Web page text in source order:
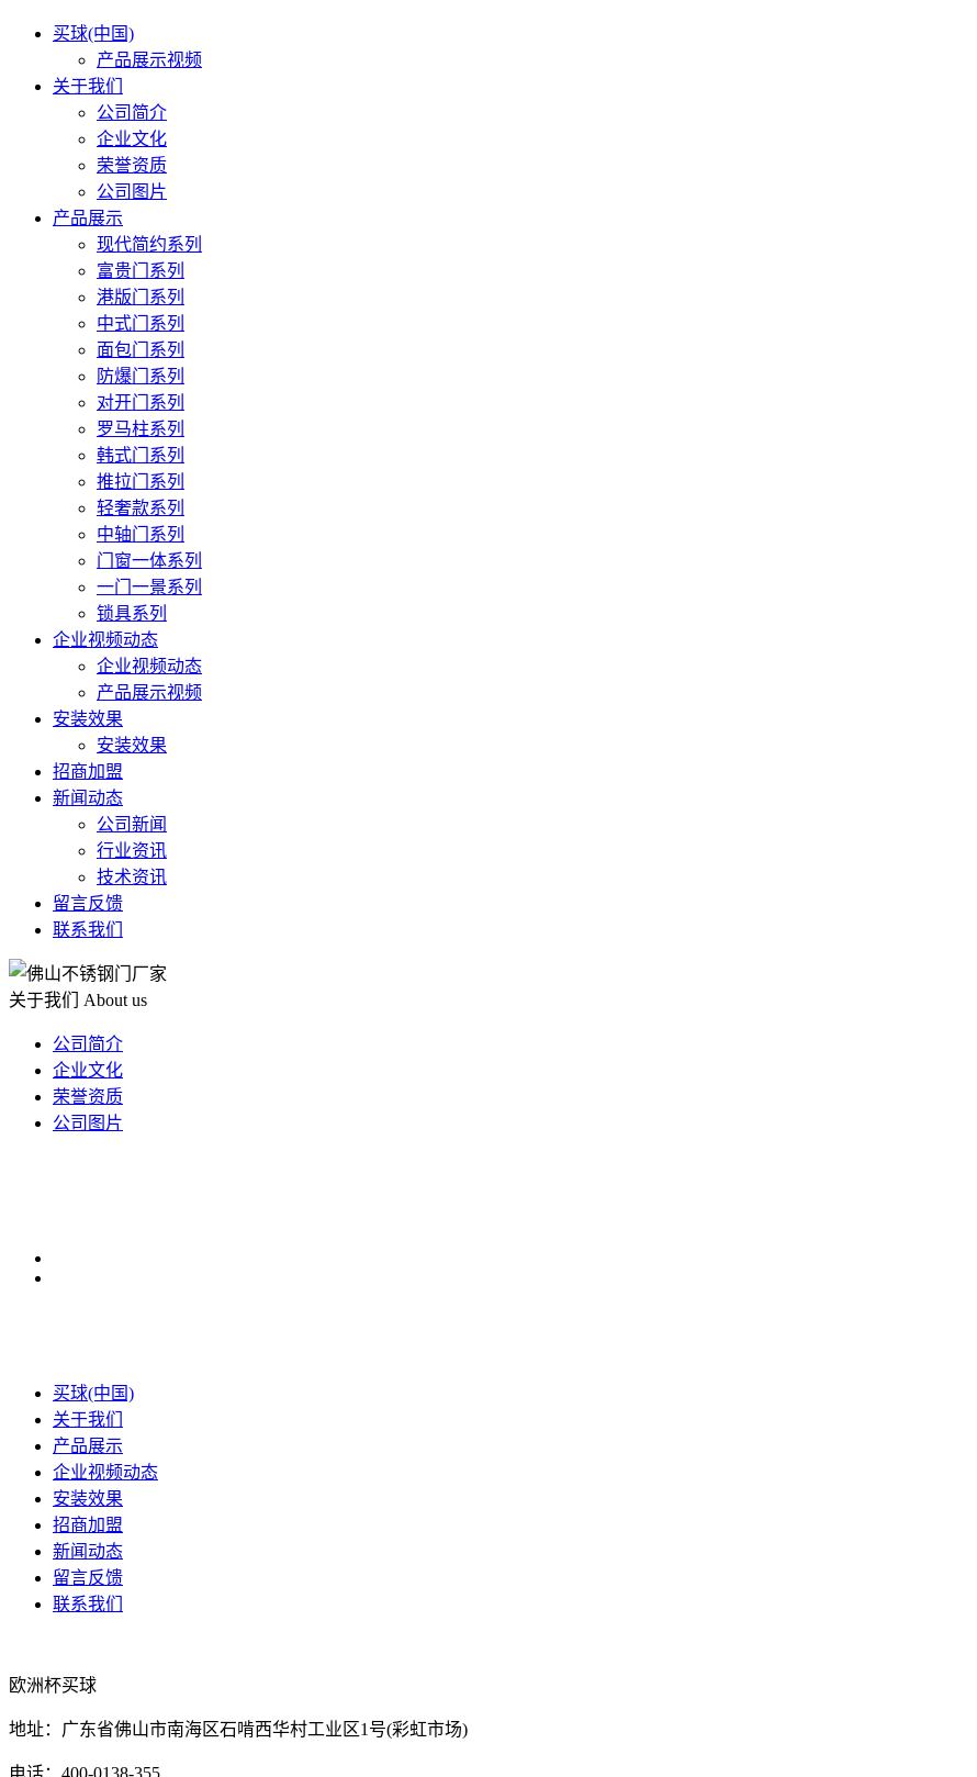
买球(中国)
产品展示视频
关于我们
公司简介
企业文化
荣誉资质
公司图片
产品展示
现代简约系列
富贵门系列
港版门系列
中式门系列
面包门系列
防爆门系列
对开门系列
罗马柱系列
韩式门系列
推拉门系列
轻奢款系列
中轴门系列
门窗一体系列
一门一景系列
锁具系列
企业视频动态
企业视频动态
产品展示视频
安装效果
安装效果
招商加盟
新闻动态
公司新闻
行业资讯
技术资讯
留言反馈
联系我们
关于我们 About us
公司简介
企业文化
荣誉资质
公司图片
买球(中国)
关于我们
产品展示
企业视频动态
安装效果
招商加盟
新闻动态
留言反馈
联系我们
欧洲杯买球
地址：广东省佛山市南海区石啃西华村工业区1号(彩虹市场)
电话：400-0138-355